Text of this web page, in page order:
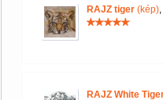
RAJZ tiger (kép),
RAJZ White